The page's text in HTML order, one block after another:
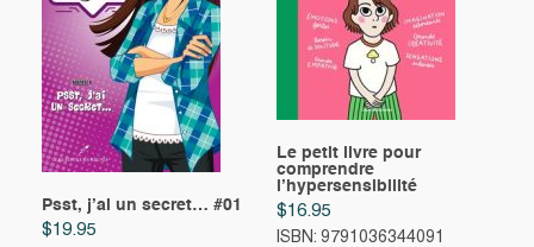
Psst, j’ai un secret… #01
$19.95
Le petit livre pour
comprendre
l’hypersensibilité
$16.95
ISBN: 9791036344091